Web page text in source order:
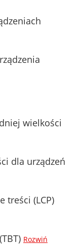
wielkości
dla urządzeń
treści (LCP)
Rozwiń